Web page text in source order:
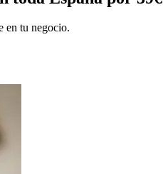
en tu negocio.